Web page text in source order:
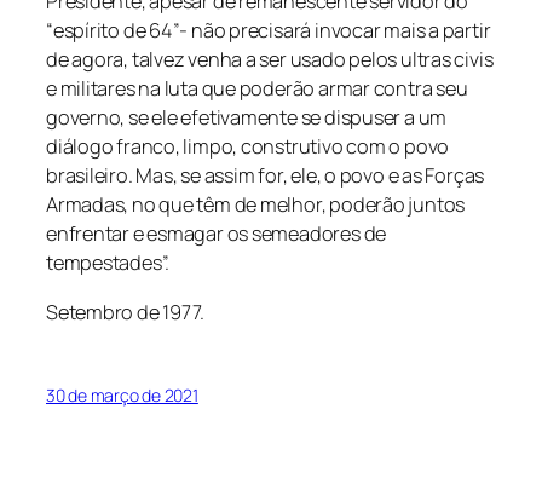
“espírito de 64”- não precisará invocar mais a partir
de agora, talvez venha a ser usado pelos ultras civis
e militares na luta que poderão armar contra seu
governo, se ele efetivamente se dispuser a um
diálogo franco, limpo, construtivo com o povo
brasileiro. Mas, se assim for, ele, o povo e as Forças
Armadas, no que têm de melhor, poderão juntos
enfrentar e esmagar os semeadores de
tempestades”.
Setembro de 1977.
30 de março de 2021